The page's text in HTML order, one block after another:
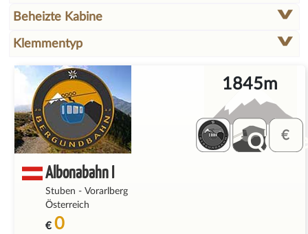
Beheizte Kabine
Klemmentyp
Albonabahn I
Stuben - Vorarlberg
Österreich
€ 0
1845m